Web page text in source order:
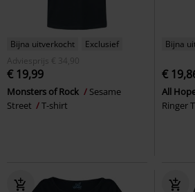
Bijna uitverkocht
Exclusief
Adviesprijs
€ 34,90
€ 19,99
Monsters of Rock
Sesame
Street
T-shirt
Bijna
€
All
Ringer